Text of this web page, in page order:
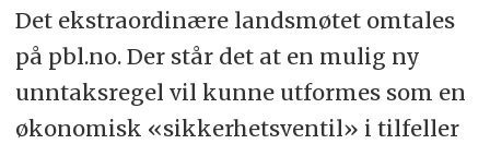
Det ekstraordinære landsmøtet omtales
på pbl.no. Der står det at en mulig ny
unntaksregel vil kunne utformes som en
økonomisk «sikkerhetsventil» i tilfeller